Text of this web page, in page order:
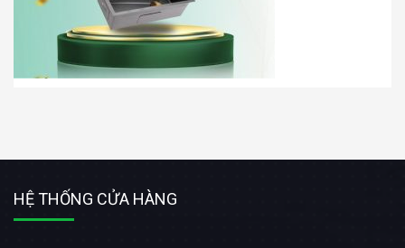
HỆ THỐNG CỬA HÀNG